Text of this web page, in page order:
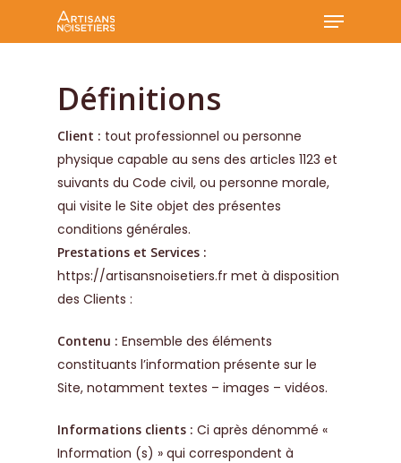
Menu
Définitions
Client : tout professionnel ou personne
physique capable au sens des articles 1123 et
suivants du Code civil, ou personne morale,
qui visite le Site objet des présentes
conditions générales.
Prestations et Services :
https://artisansnoisetiers.fr met à disposition
des Clients :
Contenu : Ensemble des éléments
constituants l’information présente sur le
Site, notamment textes – images – vidéos.
Informations clients : Ci après dénommé «
Information (s) » qui correspondent à